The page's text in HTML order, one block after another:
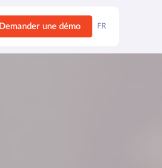
Demander une démo FR